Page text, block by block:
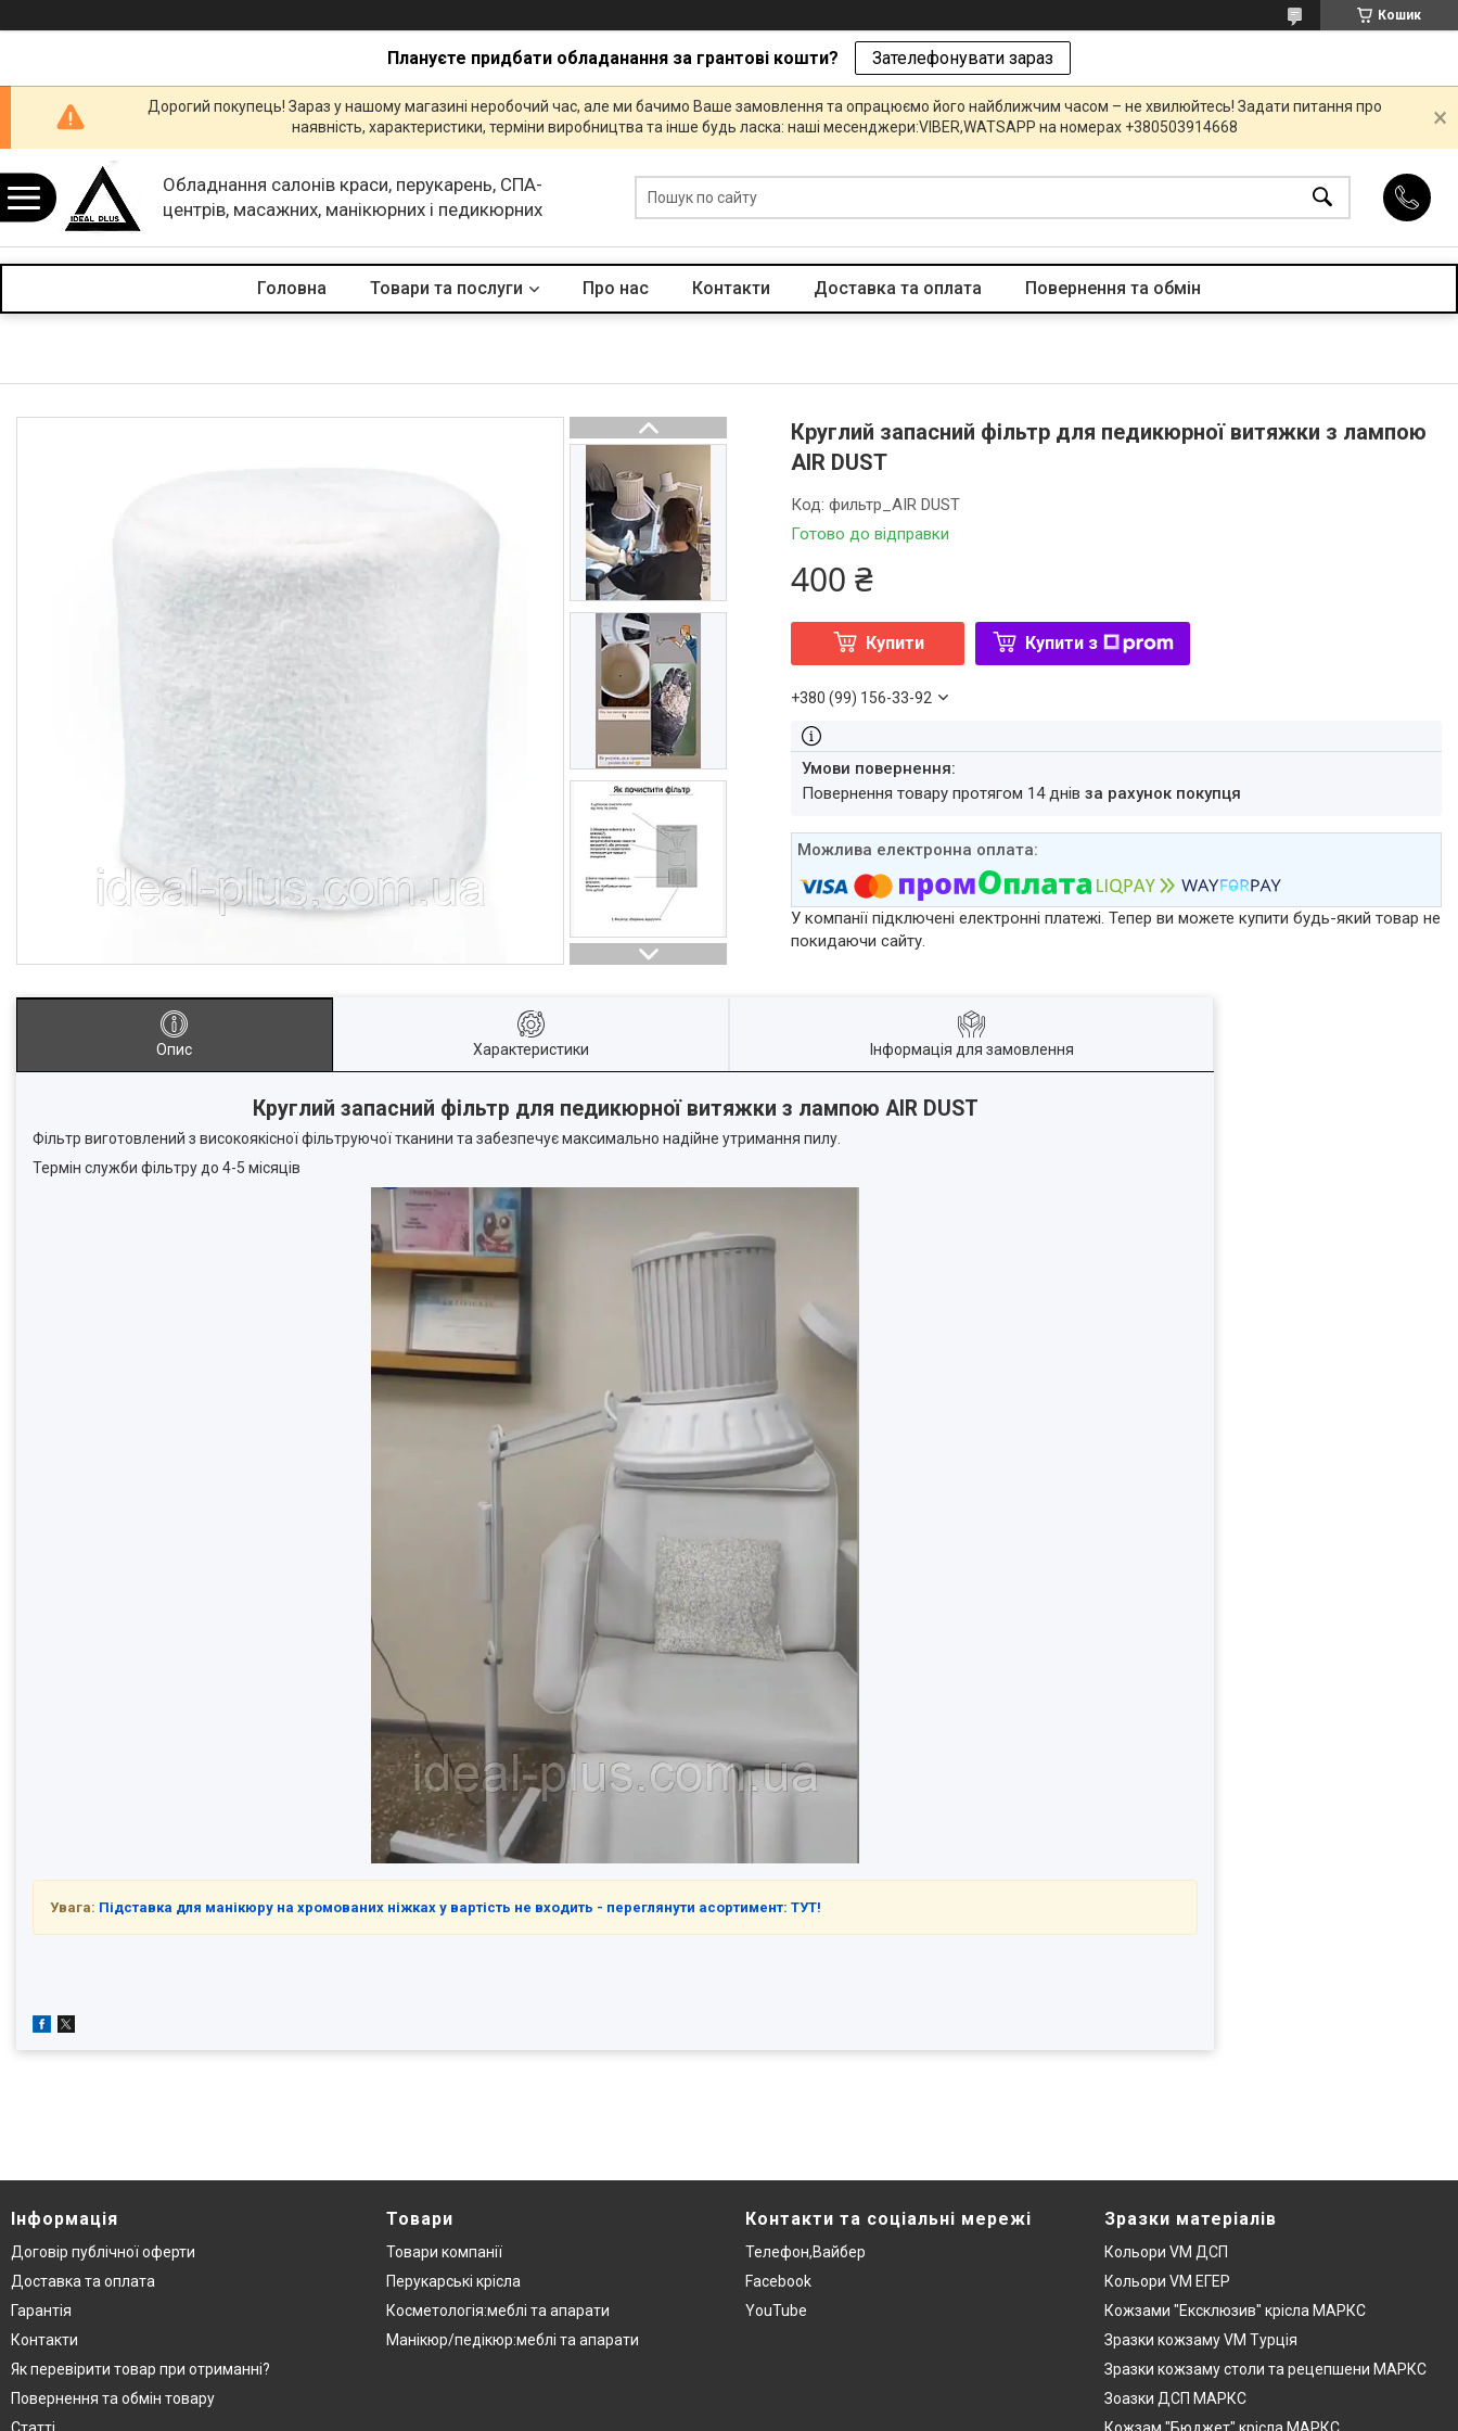
Кошик
Плануєте придбати обладанання за грантові кошти? Зателефонувати зараз
Дорогий покупець! Зараз у нашому магазині неробочий час, але ми бачимо Ваше замовлення та опрацюємо його найближчим часом – не хвилюйтесь! Задати питання про
наявність, характеристики, терміни виробництва та інше будь ласка: наші месенджери:VIBER,WATSAPP на номерах +380503914668
Обладнання салонів краси, перукарень, СПА-
центрів, масажних, манікюрних і педикюрних
Головна Товари та послуги Про нас Контакти Доставка та оплата Повернення та обмін
Круглий запасний фільтр для педикюрної витяжки з лампою
AIR DUST
Готово до відправки
Код:фильтр_AIR DUST
400 ₴
Купити Купити з
+380 (99) 156-33-92
повернення товару протягом 14 днівза рахунок покупця
У компанії підключені електронні платежі. Тепер ви можете купити будь-який товар не
покидаючи сайту.
Опис Характеристики Інформація для замовлення
Круглий запасний фільтр для педикюрної витяжки з лампою AIR DUST
Фільтр виготовлений з високоякісної фільтруючої тканини та забезпечує максимально надійне утримання пилу.
Термін служби фільтру до 4-5 місяців
Увага: Підставка для манікюру на хромованих ніжках у вартість не входить - переглянути асортимент: ТУТ!
Інформація
Договір публічної оферти
Доставка та оплата
Гарантія
Контакти
Як перевірити товар при отриманні?
Повернення та обмін товару
Товари
Товари компанії
Перукарські крісла
Косметологія:меблі та апарати
Манікюр/педікюр:меблі та апарати
Контакти та соціальні мережі
Телефон,Вайбер
Facebook
YouTube
Зразки матеріалів
Кольори VM ДСП
Кольори VM ЕГЕР
Кожзами "Ексклюзив" крісла МАРКС
Зразки кожзаму VM Турція
Зразки кожзаму столи та рецепшени МАРКС
Зоазки ДСП МАРКС